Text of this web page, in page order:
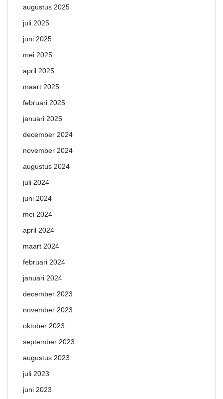
augustus 2025
juli 2025
juni 2025
mei 2025
april 2025
maart 2025
februari 2025
januari 2025
december 2024
november 2024
augustus 2024
juli 2024
juni 2024
mei 2024
april 2024
maart 2024
februari 2024
januari 2024
december 2023
november 2023
oktober 2023
september 2023
augustus 2023
juli 2023
juni 2023